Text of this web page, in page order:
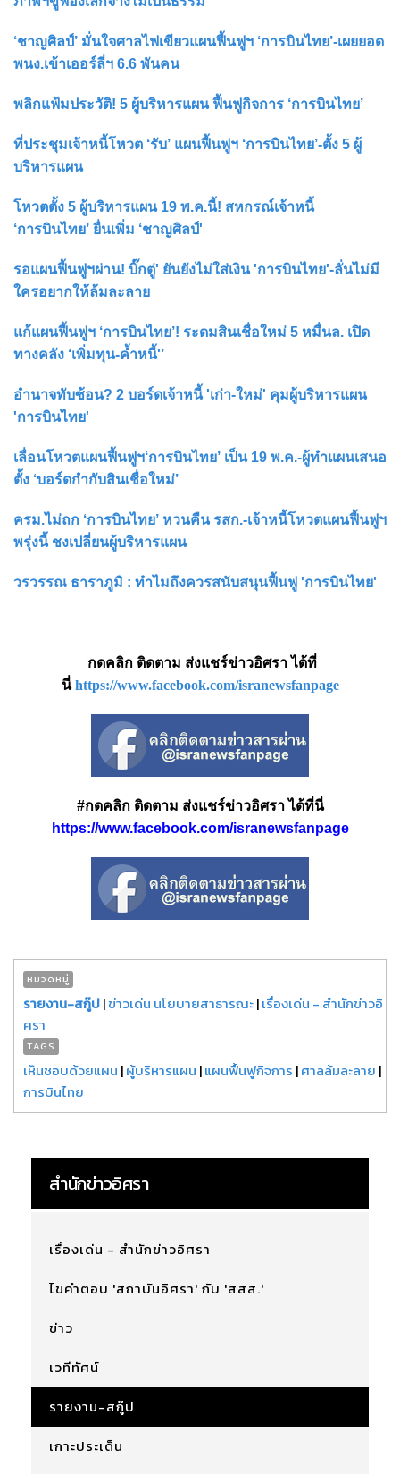
‘ชาญศิลป์’ มั่นใจศาลไฟเขียวแผนฟื้นฟูฯ ‘การบินไทย’-เผยยอด
พนง.เข้าเออร์ลี่ฯ 6.6 พันคน
พลิกแฟ้มประวัติ! 5 ผู้บริหารแผน ฟื้นฟูกิจการ ‘การบินไทย’
ที่ประชุมเจ้าหนี้โหวต ‘รับ’ แผนฟื้นฟูฯ ‘การบินไทย’-ตั้ง 5 ผู้
บริหารแผน
โหวตตั้ง 5 ผู้บริหารแผน 19 พ.ค.นี้! สหกรณ์เจ้าหนี้
‘การบินไทย’ ยื่นเพิ่ม ‘ชาญศิลป์'
รอแผนฟื้นฟูฯผ่าน! บิ๊กตู่' ยันยังไม่ใส่เงิน 'การบินไทย'-ลั่นไม่มี
ใครอยากให้ล้มละลาย
แก้แผนฟื้นฟูฯ ‘การบินไทย’! ระดมสินเชื่อใหม่ 5 หมื่นล. เปิด
ทางคลัง ‘เพิ่มทุน-ค้ำหนี้'’
อำนาจทับซ้อน? 2 บอร์ดเจ้าหนี้ 'เก่า-ใหม่' คุมผู้บริหารแผน
'การบินไทย'
เลื่อนโหวตแผนฟื้นฟูฯ‘การบินไทย’ เป็น 19 พ.ค.-ผู้ทำแผนเสนอ
ตั้ง ‘บอร์ดกำกับสินเชื่อใหม่’
ครม.ไม่ถก ‘การบินไทย’ หวนคืน รสก.-เจ้าหนี้โหวตแผนฟื้นฟูฯ
พรุ่งนี้ ชงเปลี่ยนผู้บริหารแผน
วรวรรณ ธาราภูมิ : ทำไมถึงควรสนับสนุนฟื้นฟู 'การบินไทย'
กดคลิก ติดตาม ส่งแชร์ข่าวอิศรา ได้ที่
นี่ https://www.facebook.com/isranewsfanpage
#กดคลิก ติดตาม ส่งแชร์ข่าวอิศรา ได้ที่นี่
https://www.facebook.com/isranewsfanpage
หมวดหมู่
รายงาน-สกู๊ป|ข่าวเด่น นโยบายสาธารณะ|เรื่องเด่น - สำนักข่าวอิ
ศรา
TAGS
เห็นชอบด้วยแผน |ผู้บริหารแผน |แผนฟื้นฟูกิจการ |ศาลล้มละลาย |
การบินไทย
สำนักข่าวอิศรา
เรื่องเด่น - สำนักข่าวอิศรา
ไขคำตอบ 'สถาบันอิศรา' กับ 'สสส.'
ข่าว
เวทีทัศน์
รายงาน-สกู๊ป
เกาะประเด็น